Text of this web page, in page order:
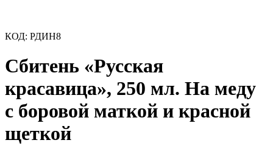
КОД: РДИН8
Сбитень «Русская
красавица», 250 мл. На меду
с боровой маткой и красной
щеткой